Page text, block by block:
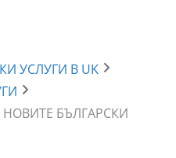
УСЛУГИ В UK
БЪЛГАРСКИ